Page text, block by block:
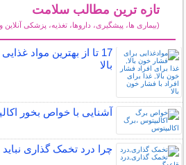
تازه ترین مطالب سلامت
(بیماری ها، پیشگیری، داروها، تغذیه، پزشکی آنلاین
17 تا از بهترین مواد
بالا
آشنایی با خواص بخور
چرا درد تخمک گذاری